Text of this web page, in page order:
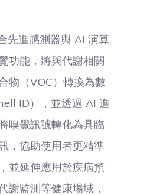
先進感測器與 AI 演算
功能，將與代謝相關
物（VOC）轉換為數
ID），並透過 AI 進
嗅覺訊號轉化為具臨
，協助使用者更精準
並延伸應用於疾病預
謝監測等健康場域，